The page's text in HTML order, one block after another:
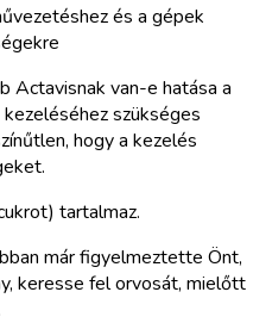
és a gépek
Actavisnak van-e hatása a
szükséges
hogy a kezelés
tartalmaz.
már figyelmeztette Önt,
keresse fel orvosát, mielőtt